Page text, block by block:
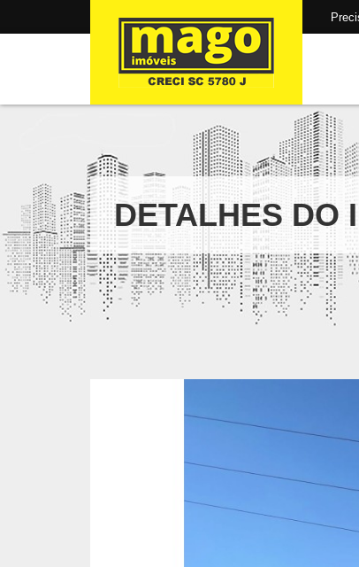
DETALHES DO